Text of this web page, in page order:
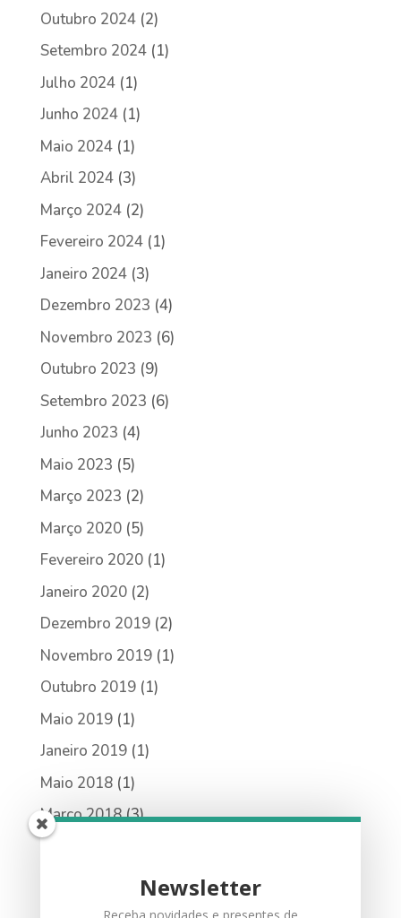
Outubro 2024(2)
Setembro 2024(1)
Julho 2024(1)
Junho 2024(1)
Maio 2024(1)
Abril 2024(3)
Março 2024(2)
Fevereiro 2024(1)
Janeiro 2024(3)
Dezembro 2023 (4)
Novembro 2023 (6)
Outubro 2023 (9)
Setembro 2023 (6)
Junho 2023 (4)
Maio 2023 (5)
Março 2023 (2)
Março 2020(5)
Fevereiro 2020(1)
Janeiro 2020(2)
Dezembro 2019(2)
Novembro 2019(1)
Outubro 2019(1)
Maio 2019(1)
Janeiro 2019(1)
Maio 2018(1)
Março 2018(3)
Fevereiro 2018
(1)Newsletter